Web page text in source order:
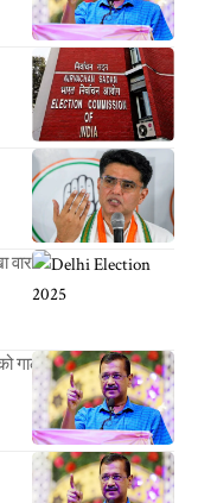
वार
गाली देने का इल्जाम